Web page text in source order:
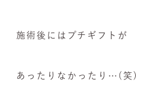
施術後にはプチギフトが
あったりなかったり…(笑)